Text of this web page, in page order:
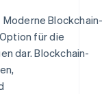
Moderne
für die
dar. Blockchain-